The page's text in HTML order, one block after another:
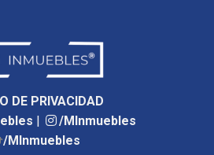
DE PRIVACIDAD
|
/MInmuebles
/MInmuebles